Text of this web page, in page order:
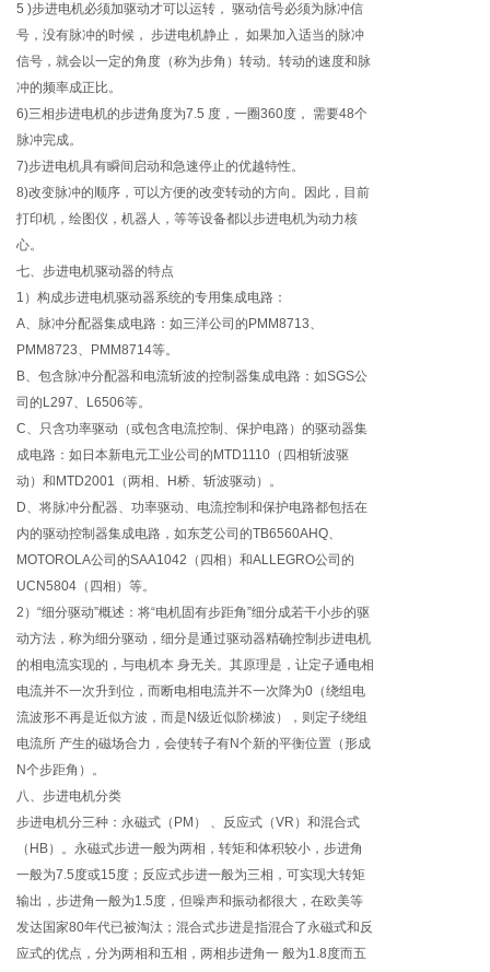
5 )步进电机必须加驱动才可以运转， 驱动信号必须为脉冲信
号，没有脉冲的时候， 步进电机静止， 如果加入适当的脉冲
信号，就会以一定的角度（称为步角）转动。转动的速度和脉
冲的频率成正比。
6)三相步进电机的步进角度为7.5 度，一圈360度， 需要48个
脉冲完成。
7)步进电机具有瞬间启动和急速停止的优越特性。
8)改变脉冲的顺序，可以方便的改变转动的方向。因此，目前
打印机，绘图仪，机器人，等等设备都以步进电机为动力核
心。
七、步进电机驱动器的特点
1）构成步进电机驱动器系统的专用集成电路：
A、脉冲分配器集成电路：如三洋公司的PMM8713、
PMM8723、PMM8714等。
B、包含脉冲分配器和电流斩波的控制器集成电路：如SGS公
司的L297、L6506等。
C、只含功率驱动（或包含电流控制、保护电路）的驱动器集
成电路：如日本新电元工业公司的MTD1110（四相斩波驱
动）和MTD2001（两相、H桥、斩波驱动）。
D、将脉冲分配器、功率驱动、电流控制和保护电路都包括在
内的驱动控制器集成电路，如东芝公司的TB6560AHQ、
MOTOROLA公司的SAA1042（四相）和ALLEGRO公司的
UCN5804（四相）等。
2）“细分驱动”概述：将“电机固有步距角”细分成若干小步的驱
动方法，称为细分驱动，细分是通过驱动器精确控制步进电机
的相电流实现的，与电机本 身无关。其原理是，让定子通电相
电流并不一次升到位，而断电相电流并不一次降为0（绕组电
流波形不再是近似方波，而是N级近似阶梯波），则定子绕组
电流所 产生的磁场合力，会使转子有N个新的平衡位置（形成
N个步距角）。
八、步进电机分类
步进电机分三种：永磁式（PM） 、反应式（VR）和混合式
（HB）。永磁式步进一般为两相，转矩和体积较小，步进角
一般为7.5度或15度；反应式步进一般为三相，可实现大转矩
输出，步进角一般为1.5度，但噪声和振动都很大，在欧美等
发达国家80年代已被淘汰；混合式步进是指混合了永磁式和反
应式的优点，分为两相和五相，两相步进角一 般为1.8度而五